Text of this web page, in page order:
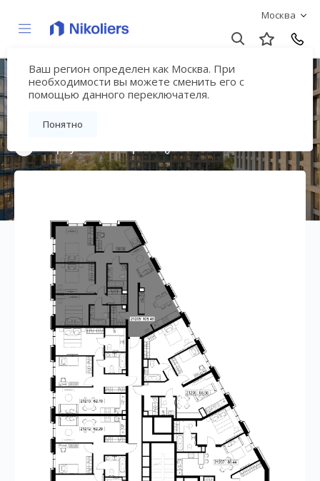
Москва
Ваш регион определен как Москва. При
необходимости вы можете сменить его с
помощью данного переключателя.
Понятно
Премиальный дом
«МИРА»